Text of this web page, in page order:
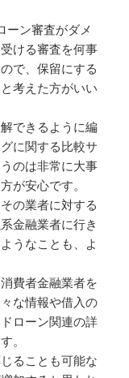
ーン審査がダメ
ける審査を何事
で、保留にする
考えた方がいい
できるように編
に関する比較サ
のは非常に大事
が安心です。
の業者に対する
金融業者に行き
うなことも、よ
費者金融業者を
な情報や借入の
ローン関連の詳
。
ることも可能な